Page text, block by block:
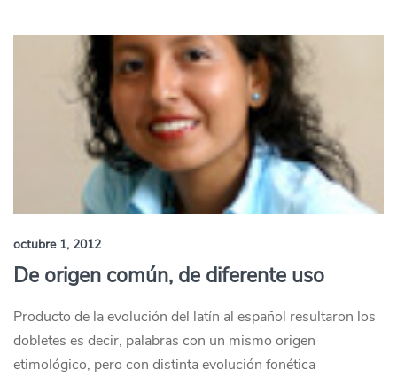
octubre 1, 2012
De origen común, de diferente uso
Producto de la evolución del latín al español resultaron los
dobletes es decir, palabras con un mismo origen
etimológico, pero con distinta evolución fonética